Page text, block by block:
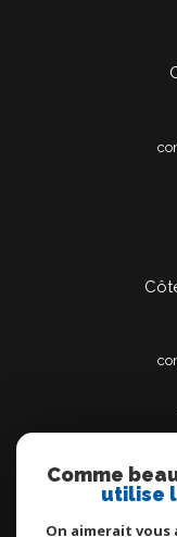
Comme
utilise
On aimerait